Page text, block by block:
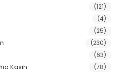
(121)
(4)
(25)
(230)
(63)
Kasih (78)